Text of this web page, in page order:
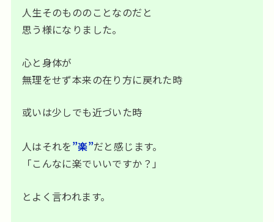
人生そのもののことなのだと
思う様になりました。
心と身体が
無理をせず本来の在り方に戻れた時
或いは少しでも近づいた時
人はそれを”楽”だと感じます。
「こんなに楽でいいですか？」
とよく言われます。